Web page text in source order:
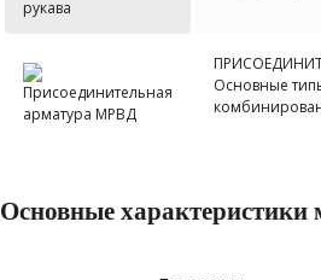
Основные
Основные характеристики